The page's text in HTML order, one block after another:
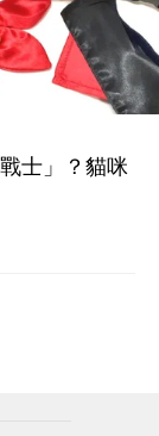
士」？貓咪